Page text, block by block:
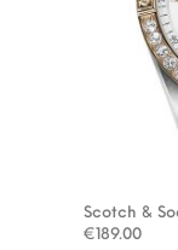
Scotch &
€189.00